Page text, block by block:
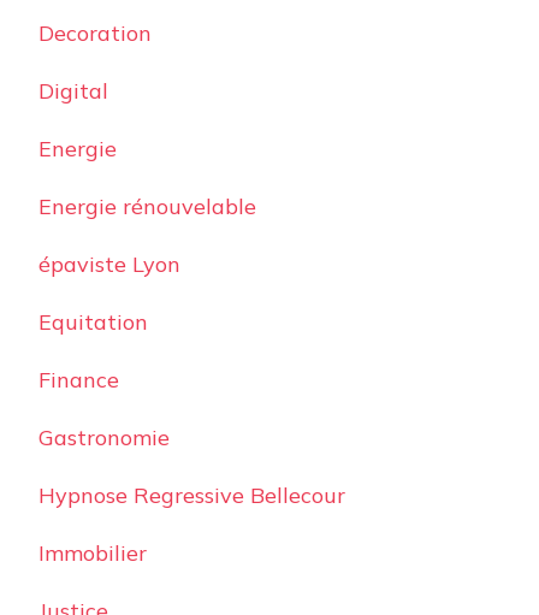
Decoration
Digital
Energie
Energie rénouvelable
épaviste Lyon
Equitation
Finance
Gastronomie
Hypnose Regressive Bellecour
Immobilier